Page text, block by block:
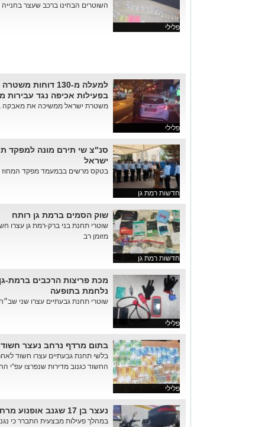
פלילי
השוטרים הבחינו ברכב שעצר
פלילי
למעלה מ-130
בפעילות אכיפה נגד עבירות
משטרת ישראל ממשיכה את מאבקה בעבירות
חדשות רמת גן
סנ"צ שי תירם מונה למפקד
ישראל
בטקס מרשים בבמעמד מפקד המחוז
חדשות רמת גן
שוק הסמים ברמת גן רותח
מזומן רב
פלילי
מכת פריצות הרכבים ברמת-
נלחמת בתופעה
שוטרי תחנת גבעתיים עצרו שני
פלילי
בתום מרדף נרחב נעצר חשוד
בלשי תחנת גבעתיים עצרו חשוד
החשוד כגנוב מדירות שנפרצו עפ"י
נעצר בן 17 שגנב אופנוע מרחוב לאן ברמת-גן
במהלך פעילות מבצעית התברר כי